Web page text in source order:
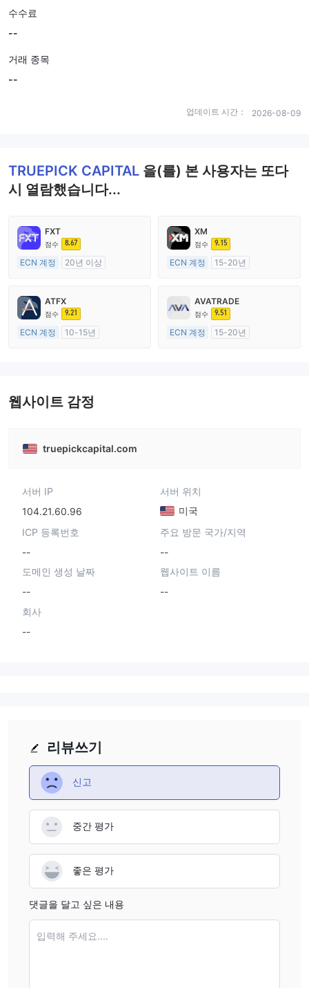
수수료
--
거래 종목
--
업데이트 시간： 2026-08-09
TRUEPICK CAPITAL 을(를) 본 사용자는 또다
시 열람했습니다...
FXT
점수 8.67
ECN 계정
20년 이상
외환 거래 라이선스 (MM)
마스터 레이블 MT4
XM
점수 9.15
ECN 계정
15-20년
마스터 레이블 MT4
ATFX
점수 9.21
ECN 계정
10-15년
AVATRADE
점수 9.51
ECN 계정
15-20년
웹사이트 감정
truepickcapital.com
서버 IP
104.21.60.96
서버 위치
미국
ICP 등록번호
--
주요 방문 국가/지역
--
도메인 생성 날짜
--
웹사이트 이름
--
회사
--
리뷰쓰기
신고
중간 평가
좋은 평가
댓글을 달고 싶은 내용
입력해 주세요....